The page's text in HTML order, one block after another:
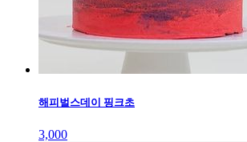
해피벌스데이 핑크초
3,000